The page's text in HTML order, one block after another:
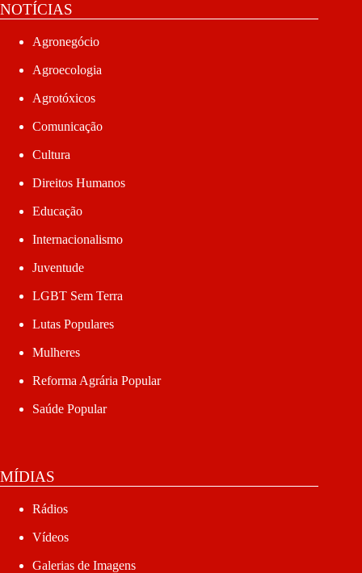
NOTÍCIAS
Agronegócio
Agroecologia
Agrotóxicos
Comunicação
Cultura
Direitos Humanos
Educação
Internacionalismo
Juventude
LGBT Sem Terra
Lutas Populares
Mulheres
Reforma Agrária Popular
Saúde Popular
MÍDIAS
Rádios
Vídeos
Galerias de Imagens